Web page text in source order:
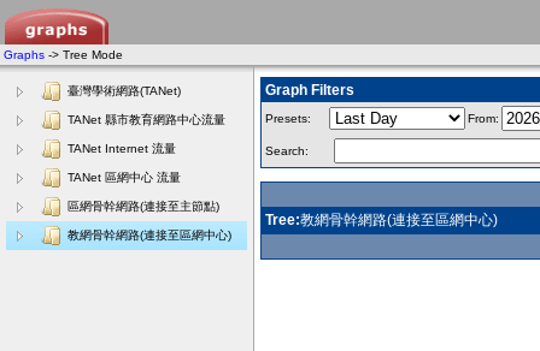
Graphs -> Tree Mode
臺灣學術網路(TANet)
TANet 縣市教育網路中心流量
TANet Internet 流量
TANet 區網中心 流量
區網骨幹網路(連接至主節點)
教網骨幹網路(連接至區網中心)
Graph Filters
Presets: From:
Search:
Tree:教網骨幹網路(連接至區網中心)